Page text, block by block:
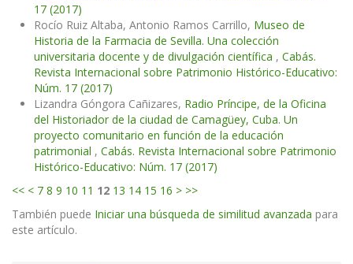
17 (2017)
Rocío Ruiz Altaba, Antonio Ramos Carrillo, Museo de
Historia de la Farmacia de Sevilla. Una colección
universitaria docente y de divulgación científica , Cabás.
Revista Internacional sobre Patrimonio Histórico-Educativo:
Núm. 17 (2017)
Lizandra Góngora Cañizares, Radio Príncipe, de la Oficina
del Historiador de la ciudad de Camagüey, Cuba. Un
proyecto comunitario en función de la educación
patrimonial , Cabás. Revista Internacional sobre Patrimonio
Histórico-Educativo: Núm. 17 (2017)
<< < 7 8 9 10 11 12 13 14 15 16 > >>
También puede Iniciar una búsqueda de similitud avanzada para
este artículo.